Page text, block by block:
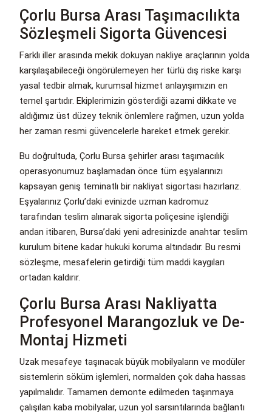
Çorlu Bursa Arası Taşımacılıkta
Sözleşmeli Sigorta Güvencesi
Farklı iller arasında mekik dokuyan nakliye araçlarının yolda
karşılaşabileceği öngörülemeyen her türlü dış riske karşı
yasal tedbir almak, kurumsal hizmet anlayışımızın en
temel şartıdır. Ekiplerimizin gösterdiği azami dikkate ve
aldığımız üst düzey teknik önlemlere rağmen, uzun yolda
her zaman resmi güvencelerle hareket etmek gerekir.
Bu doğrultuda, Çorlu Bursa şehirler arası taşımacılık
operasyonumuz başlamadan önce tüm eşyalarınızı
kapsayan geniş teminatlı bir nakliyat sigortası hazırlarız.
Eşyalarınız Çorlu’daki evinizde uzman kadromuz
tarafından teslim alınarak sigorta poliçesine işlendiği
andan itibaren, Bursa’daki yeni adresinizde anahtar teslim
kurulum bitene kadar hukuki koruma altındadır. Bu resmi
sözleşme, mesafelerin getirdiği tüm maddi kaygıları
ortadan kaldırır.
Çorlu Bursa Arası Nakliyatta
Profesyonel Marangozluk ve De-
Montaj Hizmeti
Uzak mesafeye taşınacak büyük mobilyaların ve modüler
sistemlerin söküm işlemleri, normalden çok daha hassas
yapılmalıdır. Tamamen demonte edilmeden taşınmaya
çalışılan kaba mobilyalar, uzun yol sarsıntılarında bağlantı